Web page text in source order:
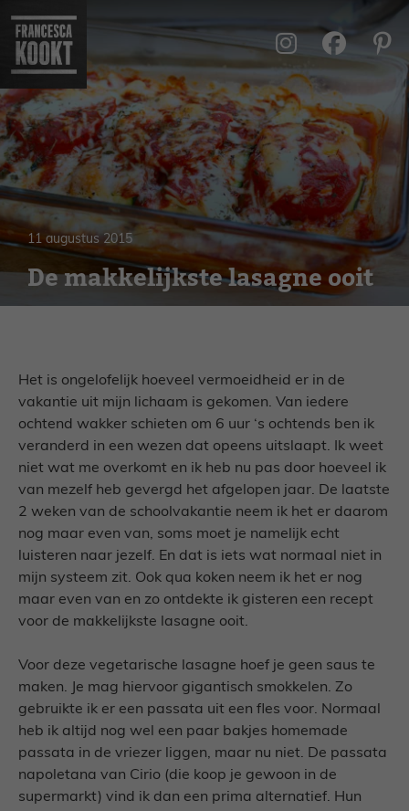
naar
inhoud
11 augustus 2015
De makkelijkste lasagne ooit
Het is ongelofelijk hoeveel vermoeidheid er in de
vakantie uit mijn lichaam is gekomen. Van iedere
ochtend wakker schieten om 6 uur ‘s ochtends ben ik
veranderd in een wezen dat opeens uitslaapt. Ik weet
niet wat me overkomt en ik heb nu pas door hoeveel ik
van mezelf heb gevergd het afgelopen jaar. De laatste
2 weken van de schoolvakantie neem ik het er daarom
nog maar even van, soms moet je namelijk echt
luisteren naar jezelf. En dat is iets wat normaal niet in
mijn systeem zit. Ook qua koken neem ik het er nog
maar even van en zo ontdekte ik gisteren een recept
voor de makkelijkste lasagne ooit.
Voor deze vegetarische lasagne hoef je geen saus te
maken. Je mag hiervoor gigantisch smokkelen. Zo
gebruikte ik er een passata uit een fles voor. Normaal
heb ik altijd nog wel een paar bakjes homemade
passata in de vriezer liggen, maar nu niet. De passata
napoletana van Cirio (die koop je gewoon in de
supermarkt) vind ik dan een prima alternatief. Hun